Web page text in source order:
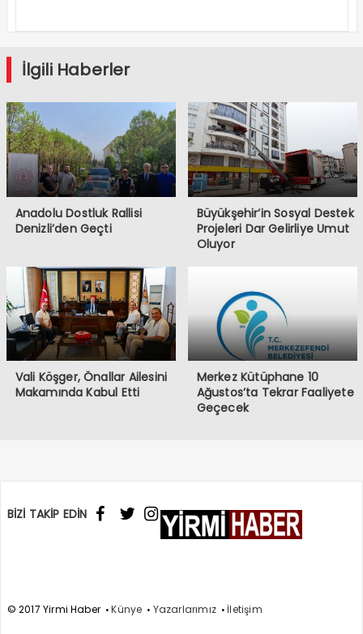
İlgili Haberler
Anadolu Dostluk Rallisi
Denizli’den Geçti
Büyükşehir’in Sosyal Destek
Projeleri Dar Gelirliye Umut
Oluyor
Vali Köşger, Önallar Ailesini
Makamında Kabul Etti
Merkez Kütüphane 10
Ağustos’ta Tekrar Faaliyete
Geçecek
BİZİ TAKİP EDİN
© 2017 Yirmi Haber Künye Yazarlarımız İletişim